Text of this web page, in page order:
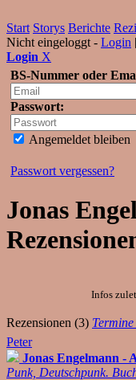
Start Storys Berichte
Nicht eingeloggt - Login
Login X
BS-Nummer oder
Passwort:
Angemeldet bleiben
Passwort vergessen?
Jonas
Infos
Rezensionen (3)
Peter
Jonas Engelmann -
Punk, Deutschpunk.